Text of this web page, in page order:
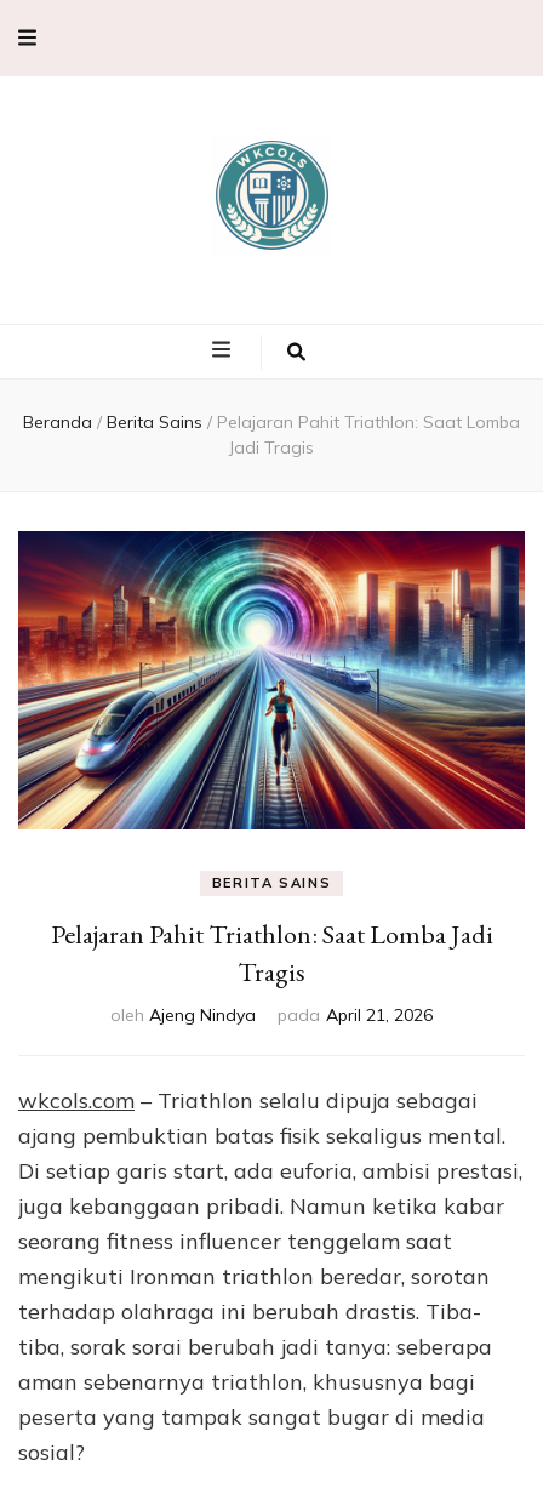
Pembahasan
Ilmu
Pengetahuan,
Eksperimen &
Fakta Sains
Beranda / Berita Sains / Pelajaran Pahit Triathlon: Saat Lomba
Jadi Tragis
BERITA SAINS
Pelajaran Pahit Triathlon: Saat Lomba Jadi
Tragis
oleh Ajeng Nindya pada April 21, 2026
wkcols.com – Triathlon selalu dipuja sebagai
ajang pembuktian batas fisik sekaligus mental.
Di setiap garis start, ada euforia, ambisi prestasi,
juga kebanggaan pribadi. Namun ketika kabar
seorang fitness influencer tenggelam saat
mengikuti Ironman triathlon beredar, sorotan
terhadap olahraga ini berubah drastis. Tiba-
tiba, sorak sorai berubah jadi tanya: seberapa
aman sebenarnya triathlon, khususnya bagi
peserta yang tampak sangat bugar di media
sosial?